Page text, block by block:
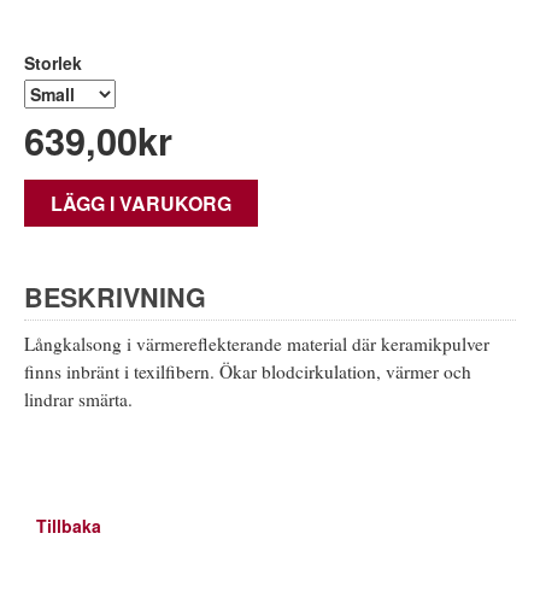
Storlek
639,00kr
LÄGG I VARUKORG
BESKRIVNING
Långkalsong i värmereflekterande material där keramikpulver
finns inbränt i texilfibern. Ökar blodcirkulation, värmer och
lindrar smärta.
Tillbaka